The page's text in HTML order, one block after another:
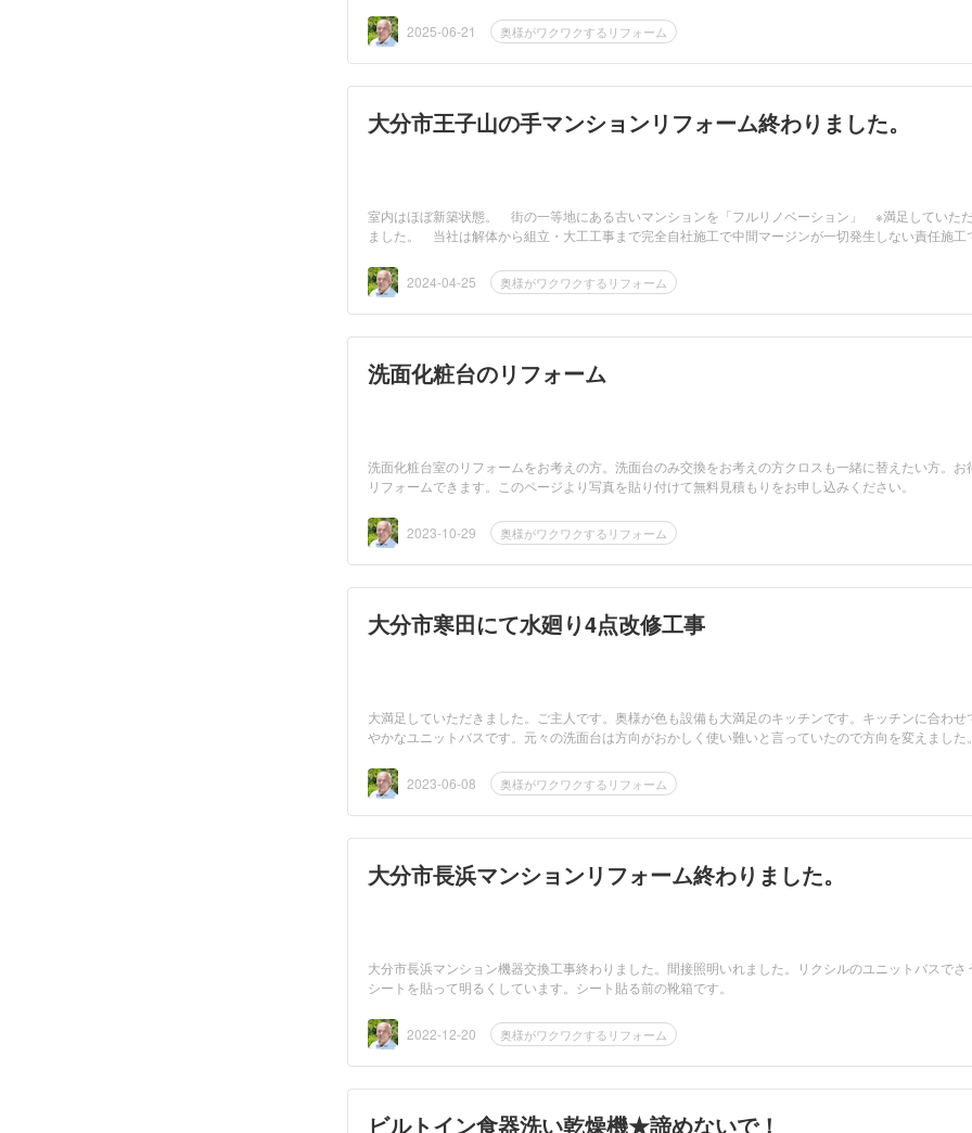
2025-06-21 奥様がワクワクするリフォーム
大分市王子山の手マンションリフォーム終わりました。
室内はほぼ新築状態。 街の一等地にある古いマンションを「フルリノベーション」 ※満足していた
ました。 当社は解体から組立・大工工事まで完全自社施工で中間マージンが一切発生しない責任施工
2024-04-25
奥様がワクワクするリフォーム
洗面化粧台のリフォーム
洗面化粧台室のリフォームをお考えの方。洗面台のみ交換をお考えの方クロスも一緒に替えたい方。お
リフォームできます。このページより写真を貼り付けて無料見積もりをお申し込みください。
2023-10-29 奥様がワクワクするリフォーム
大分市寒田にて水廻り4点改修工事
大満足していただきました。ご主人です。奥様が色も設備も大満足のキッチンです。キッチンに合わせ
やかなユニットバスです。元々の洗面台は方向がおかしく使い難いと言っていたので方向を変えました
2023-06-08 奥様がワクワクするリフォーム
大分市長浜マンションリフォーム終わりました。
大分市長浜マンション機器交換工事終わりました。間接照明いれました。リクシルのユニットバスでさ
シートを貼って明るくしています。シート貼る前の靴箱です。
2022-12-20 奥様がワクワクするリフォーム
ビルトイン食器洗い乾燥機★諦めないで！